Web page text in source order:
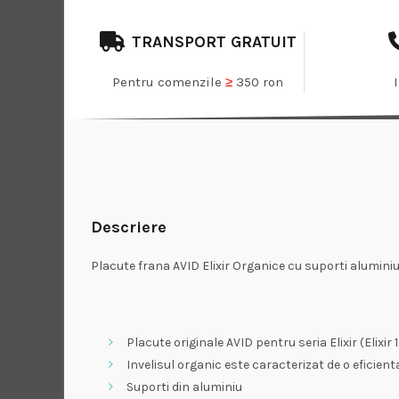
TRANSPORT GRATUIT
Pentru comenzile ≥350 ron
Descriere
Placute frana AVID Elixir Organice cu suporti aluminiu
Placute originale AVID pentru seria Elixir (Elixir
Invelisul organic este caracterizat de o
Suporti din aluminiu